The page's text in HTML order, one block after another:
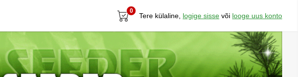
0
Tere külaline, logige sisse või looge uus konto